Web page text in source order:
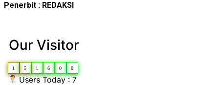
Penerbit : REDAKSI
Our Visitor
1 5 1 6 0 0
Users Today : 7